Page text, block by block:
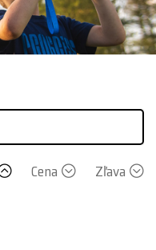
Cena Zľava